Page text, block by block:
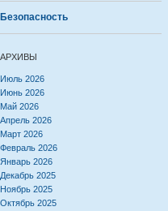
Безопасность
АРХИВЫ
Июль 2026
Июнь 2026
Май 2026
Апрель 2026
Март 2026
Февраль 2026
Январь 2026
Декабрь 2025
Ноябрь 2025
Октябрь 2025